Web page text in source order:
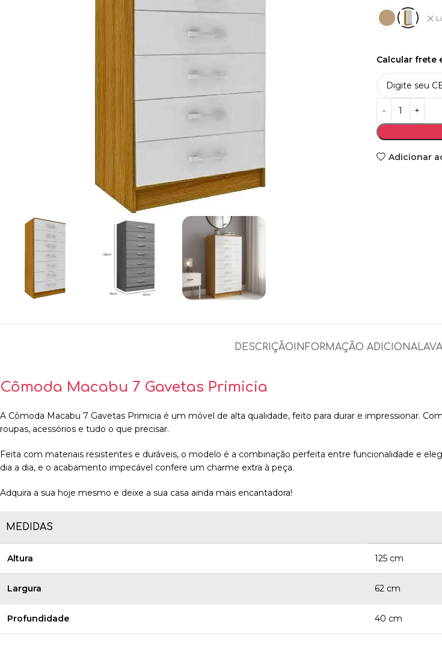
Calcular frete
Adicionar
DESCRIÇÃO INFORMAÇÃO ADICIONAL
Cômoda Macabu 7 Gavetas Primicia
A Cômoda Macabu 7 Gavetas Primicia é um móvel de alta qualidade, feito para durar e impressionar.
roupas, acessórios e tudo o que precisar.
Feita com materiais resistentes e duráveis, o modelo é a combinação perfeita entre funcionalidade e
dia a dia, e o acabamento impecável confere um charme extra à peça.
Adquira a sua hoje mesmo e deixe a sua casa ainda mais encantadora!
MEDIDAS
Altura 125 cm
Largura 62 cm
Profundidade 40 cm